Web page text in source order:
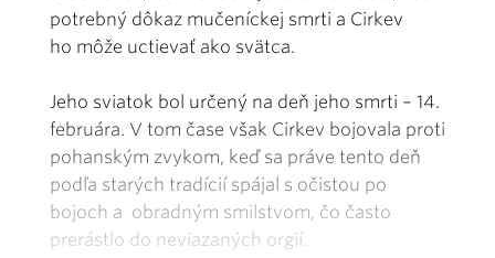
potrebný dôkaz mučeníckej smrti a Cirkev
ho môže uctievať ako svätca.
Jeho sviatok bol určený na deň jeho smrti – 14.
februára. V tom čase však Cirkev bojovala proti
pohanským zvykom, keď sa práve tento deň
podľa starých tradícií spájal s očistou po
bojoch a obradným smilstvom, čo často
prerástlo do neviazaných orgií.